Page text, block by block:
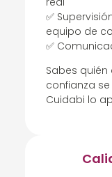
✅
equipo de
✅
Sabes
confianza
Cuidabi lo